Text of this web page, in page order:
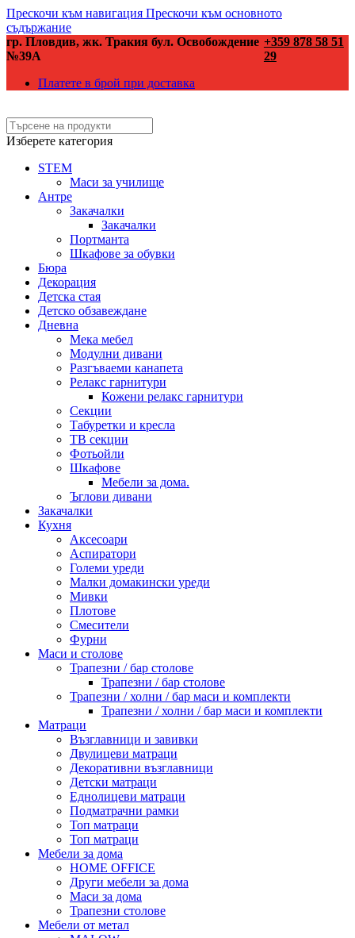
Прескочи към навигация Прескочи към основното
съдържание
гр. Пловдив, жк. Тракия бул. Освобождение
№39А
+359 878 58 51
29
Платете в брой при доставка
Изберете категория
STEM
Маси за училище
Антре
Закачалки
Закачалки
Портманта
Шкафове за обувки
Бюра
Декорация
Детска стая
Детско обзавеждане
Дневна
Мека мебел
Модулни дивани
Разгъваеми канапета
Релакс гарнитури
Кожени релакс гарнитури
Секции
Табуретки и кресла
ТВ секции
Фотьойли
Шкафове
Мебели за дома.
Ъглови дивани
Закачалки
Кухня
Аксесоари
Аспиратори
Големи уреди
Малки домакински уреди
Мивки
Плотове
Смесители
Фурни
Маси и столове
Трапезни / бар столове
Трапезни / бар столове
Трапезни / холни / бар маси и комплекти
Трапезни / холни / бар маси и комплекти
Матраци
Възглавници и завивки
Двулицеви матраци
Декоративни възглавници
Детски матраци
Еднолицеви матраци
Подматрачни рамки
Топ матраци
Топ матраци
Мебели за дома
HOME OFFICE
Други мебели за дома
Маси за дома
Трапезни столове
Мебели от метал